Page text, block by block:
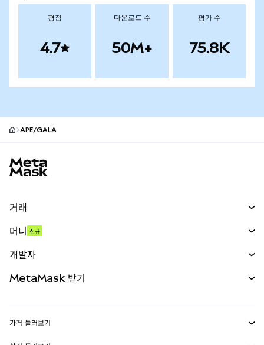
평점
4.7
다운로드 수
50M+
평가 수
75.8K
APE/GALA
거래
무기한 선물
실물자산
머니 신규
개발자
MetaMask 받기
가격 둘러보기